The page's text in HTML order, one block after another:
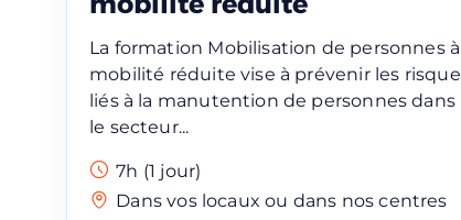
La formation Mobilisation de personnes à
mobilité réduite vise à prévenir les
liés à la manutention de personnes dans
le secteur...
7h (1 jour)
Dans vos locaux ou dans nos centres
Vous êtes